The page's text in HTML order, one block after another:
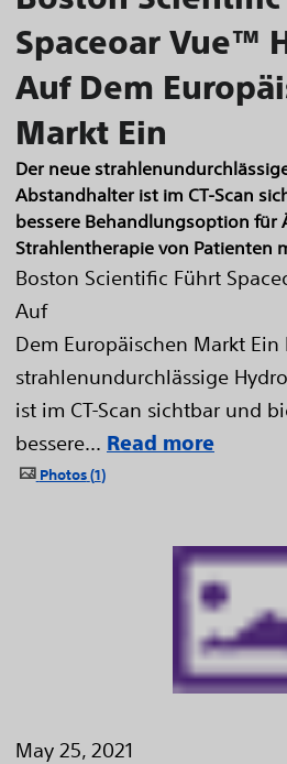
Spaceoar Vue™
Auf Dem
Markt Ein
Der neue
Abstandhalter ist im CT-Scan
bessere Behandlungsoption für
Strahlentherapie von Patienten
Boston Scientific Führt
Auf
Dem Europäischen Markt Ein
strahlenundurchlässige
ist im CT-Scan sichtbar und
bessere... Read more
Photos 1
May 25, 2021